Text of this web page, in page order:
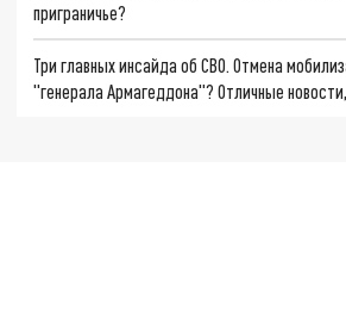
приграничье?
Три главных инсайда об СВО. Отмена
"генерала Армагеддона"? Отличные